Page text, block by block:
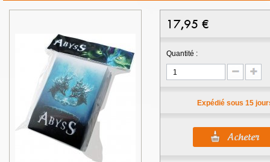
17,95 €
Quantité :
Expédié sous 15